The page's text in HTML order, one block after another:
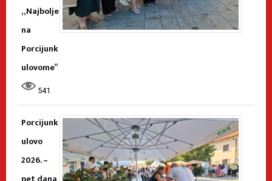
„Najbolje
na
Porcijunk
ulovome”
541
Porcijunk
ulovo
2026. –